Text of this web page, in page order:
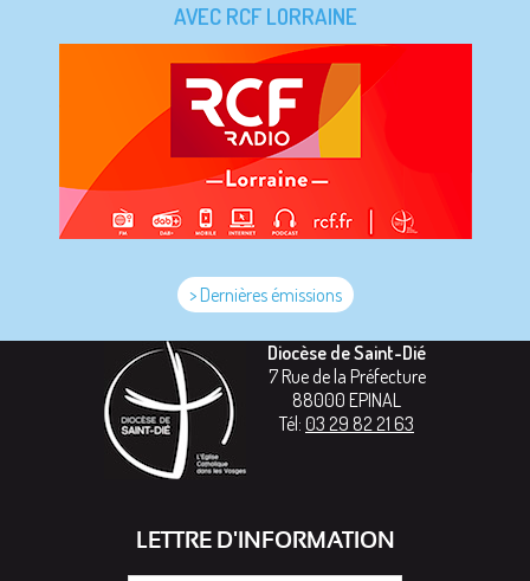
AVEC RCF LORRAINE
> Dernières émissions
Diocèse de Saint-Dié
7 Rue de la Préfecture
88000 EPINAL
Tél: 03 29 82 21 63
LETTRE D'INFORMATION